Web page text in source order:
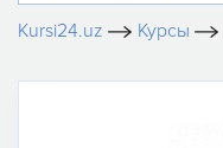
Kursi24.uz Курсы